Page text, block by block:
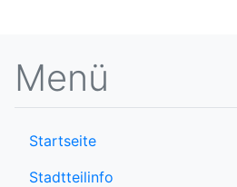
Menü
Startseite
Stadtteilinfo